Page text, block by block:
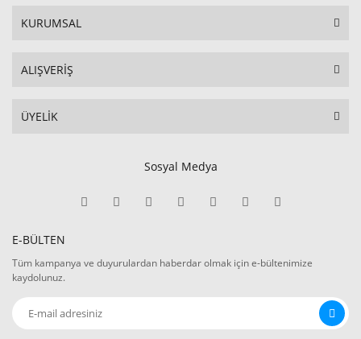
KURUMSAL
ALIŞVERİŞ
ÜYELİK
Sosyal Medya
E-BÜLTEN
Tüm kampanya ve duyurulardan haberdar olmak için e-bültenimize
kaydolunuz.